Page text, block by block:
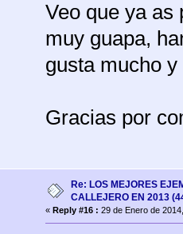
Veo que ya as
muy guapa,
gusta mucho
Gracias por
Re: LOS MEJORES
CALLEJERO EN 2013
« Reply #16 : 29 de Enero de